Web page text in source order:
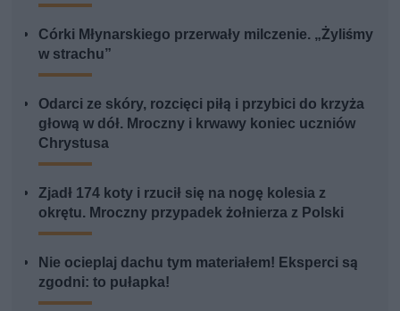
Córki Młynarskiego przerwały milczenie. „Żyliśmy
w strachu”
Odarci ze skóry, rozcięci piłą i przybici do krzyża
głową w dół. Mroczny i krwawy koniec uczniów
Chrystusa
Zjadł 174 koty i rzucił się na nogę kolesia z
okrętu. Mroczny przypadek żołnierza z Polski
Nie ocieplaj dachu tym materiałem! Eksperci są
zgodni: to pułapka!